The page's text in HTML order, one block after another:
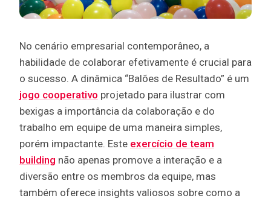
No cenário empresarial contemporâneo, a
habilidade de colaborar efetivamente é crucial para
o sucesso. A dinâmica “Balões de Resultado” é um
jogo cooperativo projetado para ilustrar com
bexigas a importância da colaboração e do
trabalho em equipe de uma maneira simples,
porém impactante. Este exercício de team
building não apenas promove a interação e a
diversão entre os membros da equipe, mas
também oferece insights valiosos sobre como a